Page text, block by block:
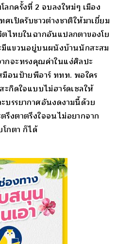
กครั้งที่ 2 จบลงใหม่ๆ เมือง
ศเปิดรับชาวต่างชาติให้มาเยี่ยม
ตไทยในฉากอันแปลกตาของโย
มีแขวนอยู่บนผนังบ้านนักสะสม
กจะทรงคุณค่าในแง่ศิลปะ
มือนป้ายพีอาร์ ททท. พอใคร
ะกิดใจแบบไม่ฮาร์ดเซลให้
บรรยากาศอันงดงามนี้ด้วย
รึงตาตรึงใจจนไม่อยากจาก
กตา ก็ได้